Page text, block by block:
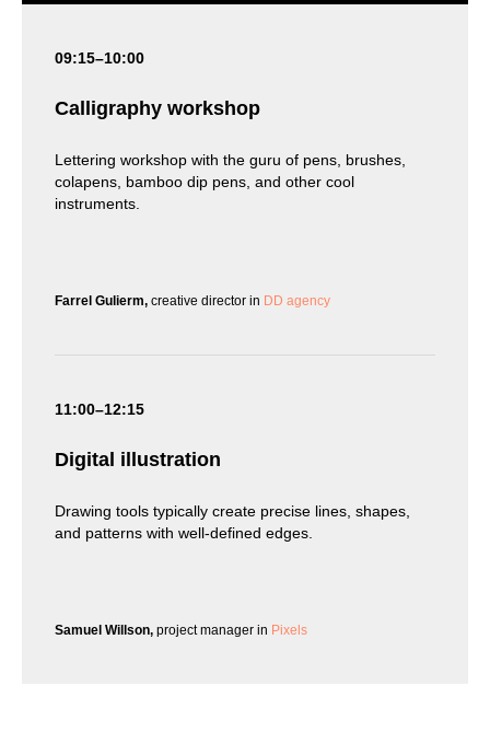
09:15–10:00
Calligraphy workshop
Lettering workshop with the guru of pens, brushes,
colapens, bamboo dip pens, and other cool
instruments.
Farrel Gulierm, creative director in DD agency
11:00–12:15
Digital illustration
Drawing tools typically create precise lines, shapes,
and patterns with well-defined edges.
Samuel Willson, project manager in Pixels